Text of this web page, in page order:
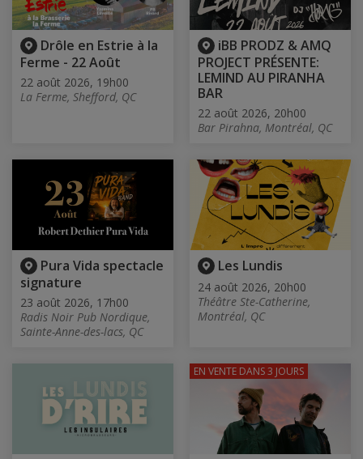
Drôle en Estrie à la
Ferme - 22 Août
22 août 2026, 19h00
La Ferme, Shefford, QC
iBB PRODZ & AMQ
PROJECT PRÉSENTE:
LEMIND AU PIRANHA
BAR
22 août 2026, 20h00
Bar Pirahna, Montréal, QC
Pura Vida spectacle
signature
23 août 2026, 17h00
Radis Noir Pub Nordique,
Sainte-Anne-des-lacs, QC
Les Lundis
24 août 2026, 20h00
Théâtre Ste-Catherine,
Montréal, QC
EN VENTE DANS 3 JOURS